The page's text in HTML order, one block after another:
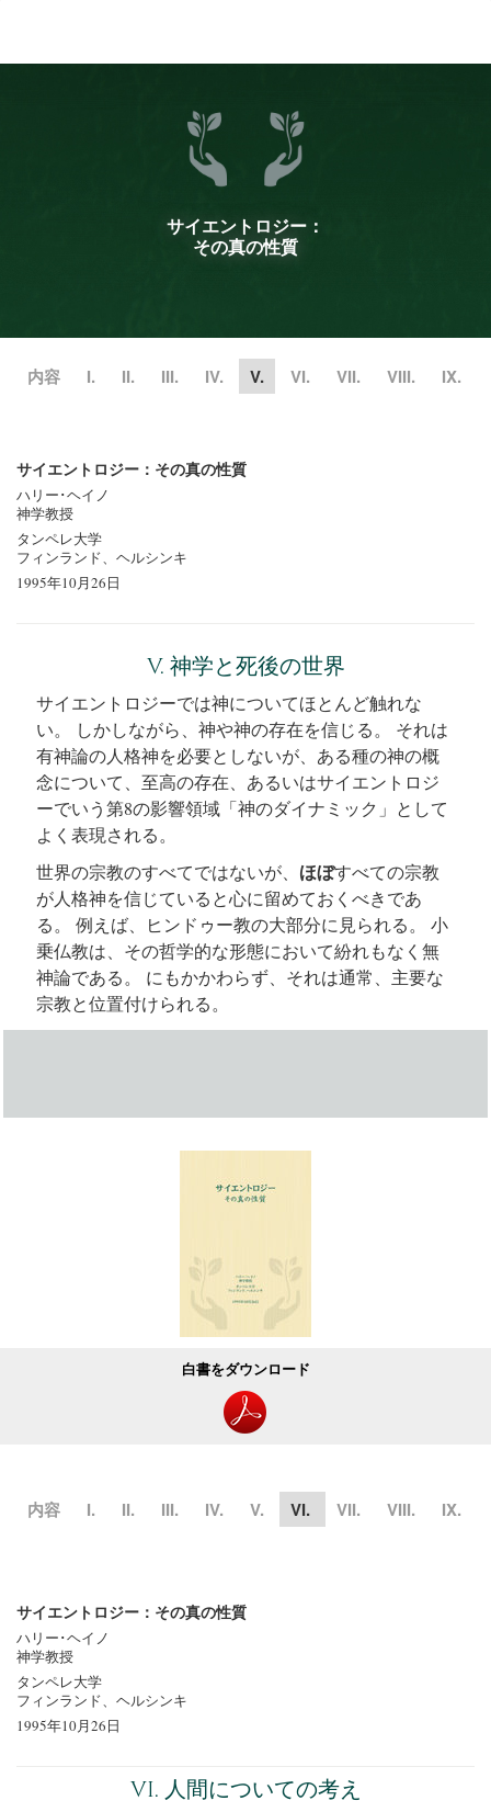
メ
サイエントロジー：
その真の性質
内容 I. II. III. IV. V. VI. VII. VIII. IX.
サイエントロジー：その真の性質
ハリー･ヘイノ
神学教授
タンペレ大学
フィンランド、ヘルシンキ
1995年10月26日
V. 神学と死後の世界
サイエントロジーでは神についてほとんど触れな
い。 しかしながら、神や神の存在を信じる。 それは
有神論の人格神を必要としないが、ある種の神の概
念について、至高の存在、あるいはサイエントロジ
ーでいう第8の影響領域「神のダイナミック」として
よく表現される。
世界の宗教のすべてではないが、 ほぼすべての宗教
が人格神を信じていると心に留めておくべきであ
る。 例えば、ヒンドゥー教の大部分に見られる。 小
乗仏教は、その哲学的な形態において紛れもなく無
神論である。 にもかかわらず、それは通常、主要な
宗教と位置付けられる。
白書をダウンロード
内容 I. II. III. IV. V. VI. VII. VIII. IX.
サイエントロジー：その真の性質
ハリー･ヘイノ
神学教授
タンペレ大学
フィンランド、ヘルシンキ
1995年10月26日
VI. 人間についての考え